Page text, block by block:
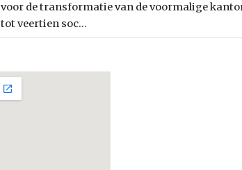
voor de transformatie van de voormalige
tot veertien soc...